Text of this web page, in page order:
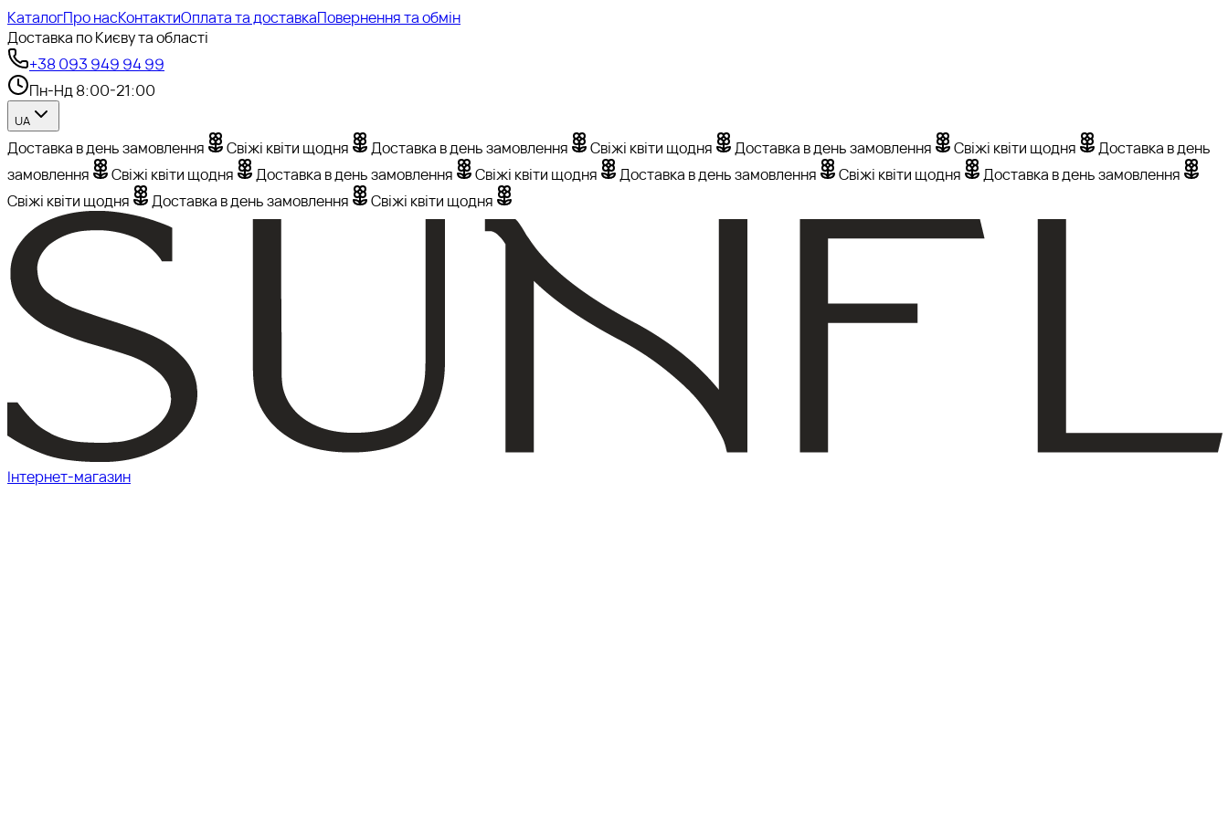
КаталогПро насКонтактиОплата та доставкаПовернення та обмін
Доставка по Києву та області
+38 093 949 94 99
Пн-Нд 8:00-21:00
UA
Доставка в день замовлення Свіжі квіти щодня Доставка в день замовлення Свіжі квіти щодня Доставка в день замовлення Свіжі квіти щодня
Доставка в день
замовлення
Свіжі квіти щодня Доставка в день замовлення Свіжі квіти щодня Доставка в день замовлення Свіжі квіти щодня
Доставка в день замовлення
Свіжі квіти щодня
Доставка в день замовлення Свіжі квіти щодня
Інтернет-магазин